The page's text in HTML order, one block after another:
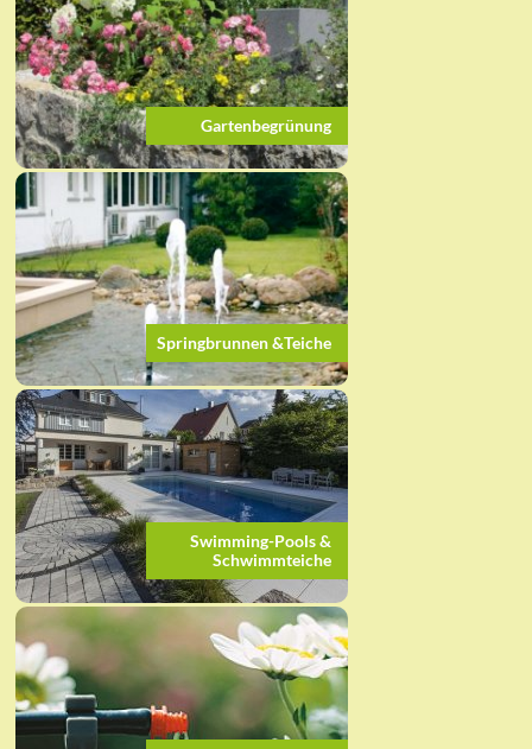
Gartenbegrünung
Springbrunnen &Teiche
Swimming-Pools &
Schwimmteiche